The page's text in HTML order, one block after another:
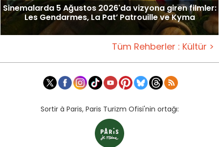
Sinemalarda 5 Ağustos 2026'da vizyona giren filmler:
Les Gendarmes, La Pat’ Patrouille ve Kyma
Tüm Rehberler : Kültür >
Sortir à Paris, Paris Turizm Ofisi'nin ortağı: